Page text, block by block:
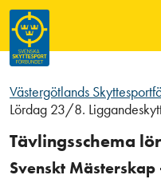
Västergötlands
Lördag 23/8.
Tävlingsschema
Svenskt